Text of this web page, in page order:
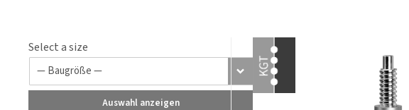
Select a size
Auswahl anzeigen